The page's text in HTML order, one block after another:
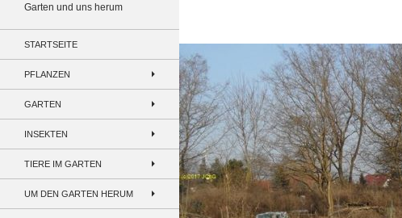
Garten und uns herum
STARTSEITE
PFLANZEN
GARTEN
INSEKTEN
TIERE IM GARTEN
UM DEN GARTEN HERUM